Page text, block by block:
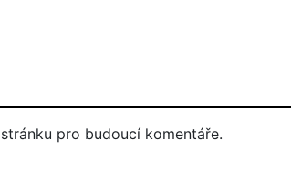
pro budoucí komentáře.